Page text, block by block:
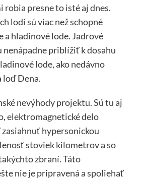
presne to isté aj dnes.
lodí sú viac než schopné
a hladinové lode. Jadrové
nenápadne priblížiť k dosahu
lode, ako nedávno
loď Dena.
nevýhody projektu. Sú tu aj
elektromagnetické delo
hypersonickou
stoviek kilometrov a so
zbraní. Táto
nie je pripravená a spoliehať